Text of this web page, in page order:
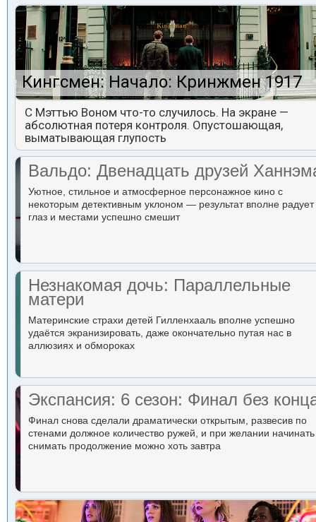
Кингсмен: Начало: Кринжмен 1917
С Мэттью Воном что-то случилось. На экране —
абсолютная потеря контроля. Опустошающая,
выматывающая глупость
Вальдо: Двенадцать друзей
Уютное, стильное и атмосферное персонажное кино с
некоторым детективным уклоном — результат вполне радует
глаз и местами успешно смешит
Незнакомая дочь: Параллельные
матери
Материнские страхи детей Гилленхааль вполне успешно
удаётся экранизировать, даже окончательно путая нас в
аллюзиях и обмороках
Экспансия: 6 сезон: Финал без
Финал снова сделали драматически открытым, развесив по
стенами должное количество ружей, и при желании начинать
снимать продолжение можно хоть завтра